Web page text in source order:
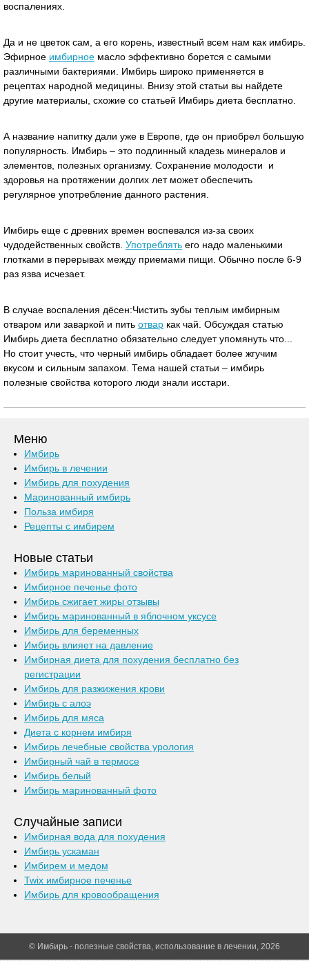
воспалениях.
Да и не цветок сам, а его корень, известный всем нам как имбирь.
Эфирное имбирное масло эффективно борется с самыми
различными бактериями. Имбирь широко применяется в
рецептах народной медицины. Внизу этой статьи вы найдете
другие материалы, схожие со статьей Имбирь диета бесплатно.
А название напитку дали уже в Европе, где он приобрел большую
популярность. Имбирь – это подлинный кладезь минералов и
элементов, полезных организму. Сохранение молодости и
здоровья на протяжении долгих лет может обеспечить
регулярное употребление данного растения.
Имбирь еще с древних времен воспевался из-за своих
чудодейственных свойств. Употреблять его надо маленькими
глотками в перерывах между приемами пищи. Обычно после 6-9
раз язва исчезает.
В случае воспаления дёсен:Чистить зубы теплым имбирным
отваром или заваркой и пить отвар как чай. Обсуждая статью
Имбирь диета бесплатно обязательно следует упомянуть что...
Но стоит учесть, что черный имбирь обладает более жгучим
вкусом и сильным запахом. Тема нашей статьи – имбирь
полезные свойства которого люди знали исстари.
Меню
Имбирь
Имбирь в лечении
Имбирь для похудения
Маринованный имбирь
Польза имбиря
Рецепты с имбирем
Новые статьи
Имбирь маринованный свойства
Имбирное печенье фото
Имбирь сжигает жиры отзывы
Имбирь маринованный в яблочном уксусе
Имбирь для беременных
Имбирь влияет на давление
Имбирная диета для похудения бесплатно без
регистрации
Имбирь для разжижения крови
Имбирь с алоэ
Имбирь для мяса
Диета с корнем имбиря
Имбирь лечебные свойства урология
Имбирный чай в термосе
Имбирь белый
Имбирь маринованный фото
Случайные записи
Имбирная вода для похудения
Имбирь ускаман
Имбирем и медом
Twix имбирное печенье
Имбирь для кровообращения
© Имбирь - полезные свойства, использование в лечении, 2026